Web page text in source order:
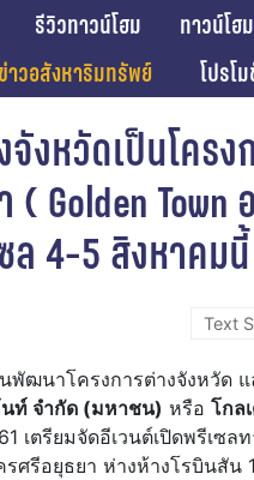
รีวิวทาวน์โฮม ทาวน์โฮม
ข่าวอสังหาริมทรัพย์ โปรโ
งหวัดเป็นโครง
Golden Town
ล 4-5 สิงหาคมนี้
ฒนาโครงการต่างจังหวัด แ
นท์ จำกัด (มหาชน) หรือ โกล
เตรียมจัดอีเวนต์เปิดพรีเซล
ศรีอยุธยา ห่างห้างโรบินสัน